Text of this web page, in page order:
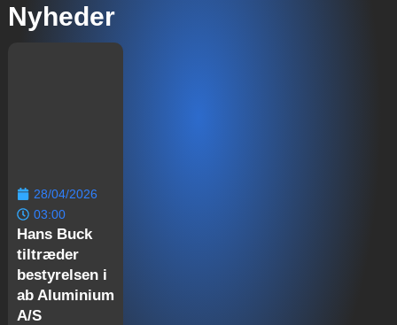
Nyheder
28/04/2026
03:00
Hans Buck
tiltræder
bestyrelsen i
ab Aluminium
A/S